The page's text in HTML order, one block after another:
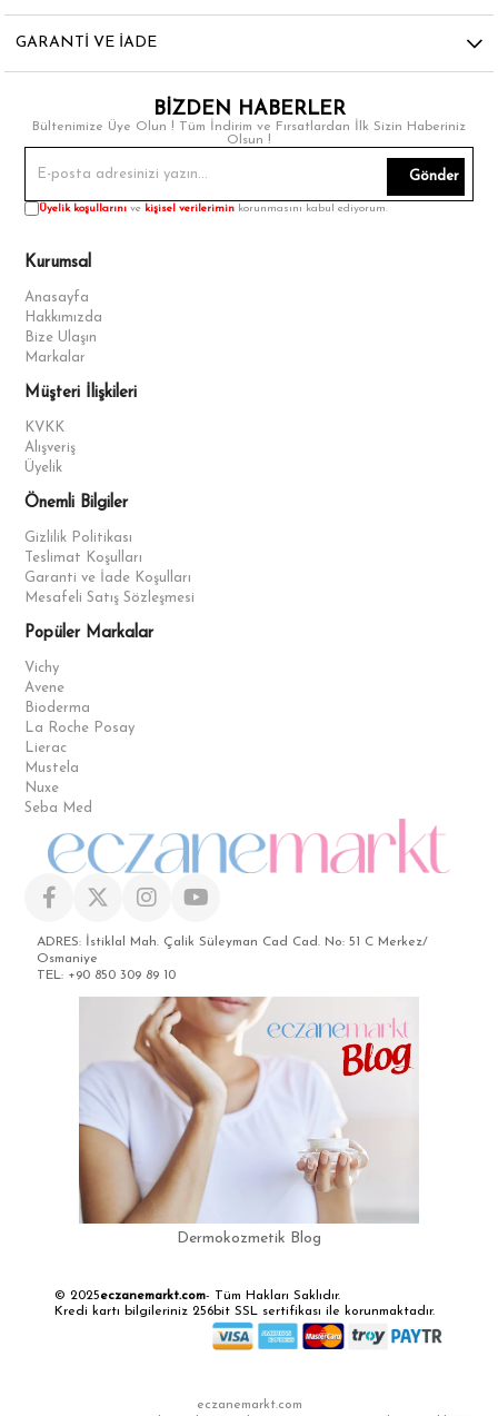
GARANTI VE İADE
BİZDEN HABERLER
Bültenimize Üye Olun ! Tüm İndirim ve Fırsatlardan İlk Sizin Haberiniz
Olsun !
Gönder
Üyelik koşullarını ve kişisel verilerimin korunmasını kabul ediyorum.
Kurumsal
Anasayfa
Hakkımızda
Bize Ulaşın
Markalar
Müşteri İlişkileri
KVKK
Alışveriş
Üyelik
Önemli Bilgiler
Gizlilik Politikası
Teslimat Koşulları
Garanti ve İade Koşulları
Mesafeli Satış Sözleşmesi
Popüler Markalar
Vichy
Avene
Bioderma
La Roche Posay
Lierac
Mustela
Nuxe
Seba Med
ADRES: İstiklal Mah. Çalik Süleyman Cad Cad. No: 51 C Merkez/
Osmaniye
TEL: +90 850 309 89 10
Dermokozmetik Blog
© 2025eczanemarkt.com- Tüm Hakları Saklıdır.
Kredi kartı bilgileriniz 256bit SSL sertifikası ile korunmaktadır.
eczanemarkt.com